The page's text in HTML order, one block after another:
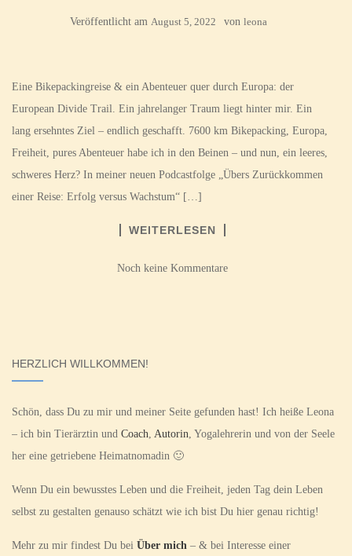
Veröffentlicht am August 5, 2022 von leona
Eine Bikepackingreise & ein Abenteuer quer durch Europa: der
European Divide Trail. Ein jahrelanger Traum liegt hinter mir. Ein
lang ersehntes Ziel – endlich geschafft. 7600 km Bikepacking, Europa,
Freiheit, pures Abenteuer habe ich in den Beinen – und nun, ein leeres,
schweres Herz? In meiner neuen Podcastfolge „Übers Zurückkommen
einer Reise: Erfolg versus Wachstum“ […]
WEITERLESEN
Noch keine Kommentare
HERZLICH WILLKOMMEN!
Schön, dass Du zu mir und meiner Seite gefunden hast! Ich heiße Leona
– ich bin Tierärztin und Coach, Autorin, Yogalehrerin und von der Seele
her eine getriebene Heimatnomadin 🙂
Wenn Du ein bewusstes Leben und die Freiheit, jeden Tag dein Leben
selbst zu gestalten genauso schätzt wie ich bist Du hier genau richtig!
Mehr zu mir findest Du bei Über mich – & bei Interesse einer